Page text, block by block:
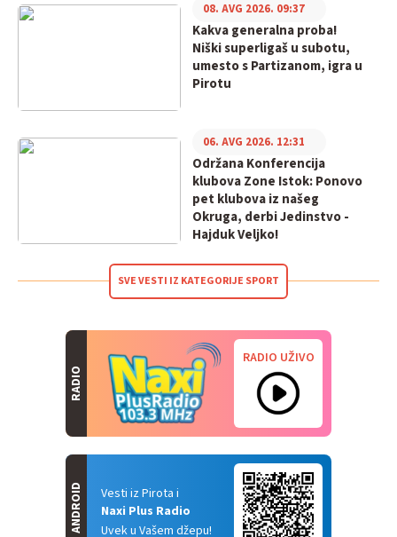
Kakva generalna proba!
Niški superligaš u subotu,
umesto s Partizanom, igra u
Pirotu
08. AVG 2026. 09:37
Održana Konferencija
klubova Zone Istok: Ponovo
pet klubova iz našeg
Okruga, derbi Jedinstvo -
Hajduk Veljko!
06. AVG 2026. 12:31
SVE VESTI IZ KATEGORIJE SPORT
RADIO
RADIO UŽIVO
Vesti iz Pirota i
Naxi Plus Radio
Uvek u Vašem džepu!
ANDROID